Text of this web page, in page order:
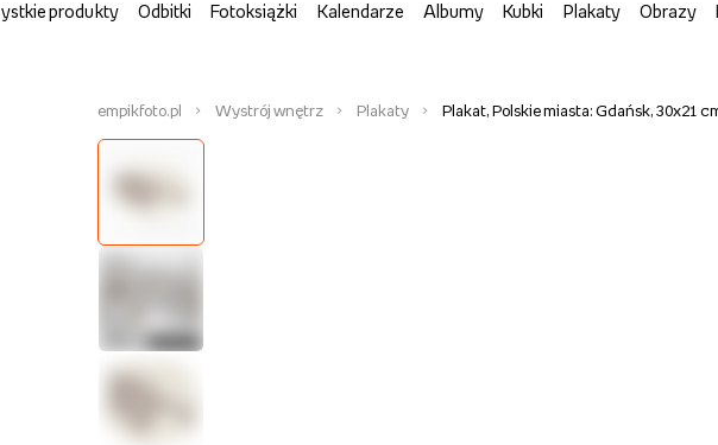
produkty Odbitki Fotoksiążki Kalendarze Albumy Kubki Plakaty Obrazy
empikfoto.pl Wystrój wnętrz Plakaty Plakat, Polskie miasta: Gdańsk, 30x21